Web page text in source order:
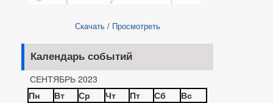
Скачать/ Просмотреть
Календарь событий
СЕНТЯБРЬ 2023
Пн
Вт Ср Чт Пт Сб Вс